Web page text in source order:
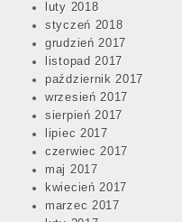
luty 2018
styczeń 2018
grudzień 2017
listopad 2017
październik 2017
wrzesień 2017
sierpień 2017
lipiec 2017
czerwiec 2017
maj 2017
kwiecień 2017
marzec 2017